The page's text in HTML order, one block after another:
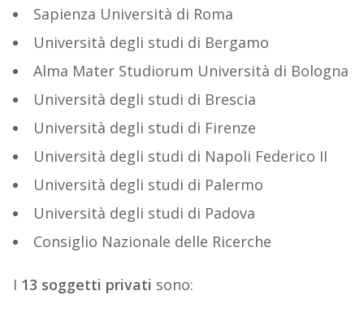
Sapienza Università di Roma
Università degli studi di Bergamo
Alma Mater Studiorum Università di Bologna
Università degli studi di Brescia
Università degli studi di Firenze
Università degli studi di Napoli Federico II
Università degli studi di Palermo
Università degli studi di Padova
Consiglio Nazionale delle Ricerche
I 13 soggetti privati sono: